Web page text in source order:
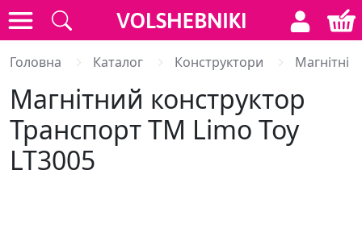
Головна Каталог Конструктори Магнітні
Магнітний конструктор
Транспорт ТМ Limo Toy
LT3005